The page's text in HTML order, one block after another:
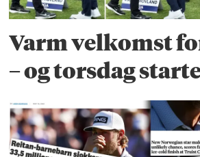
Varm velkomst
– og torsdag